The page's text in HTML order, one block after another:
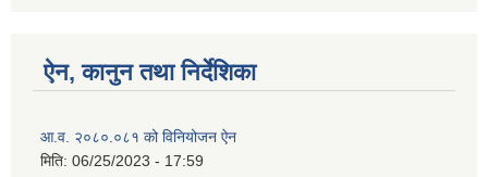
ऐन, कानुन तथा निर्देशिका
आ.व. २०८०.०८१ को विनियोजन ऐन
मिति: 06/25/2023 - 17:59